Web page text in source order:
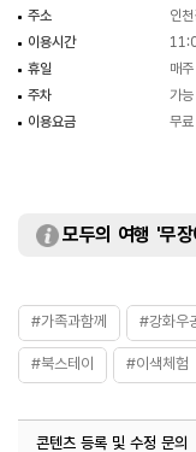
주소
인
이용시간
휴일
매
주차
가능
이용요금
무료
모두의 여행 '무
#가족과함께 #강화우
#북스테이 #이색체험
#휴식하기좋은곳
콘텐츠 등록 및 수정 문의